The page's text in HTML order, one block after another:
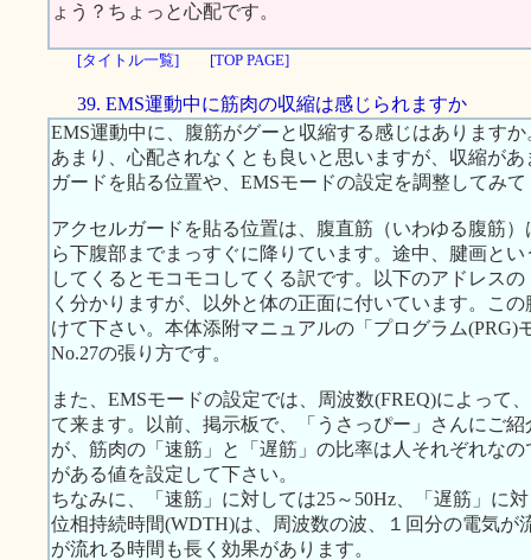
ょう？ちょっと心配です。
[タイトル一覧] [TOP PAGE]
39. EMS運動中に筋肉の収縮は感じられますか
EMS運動中に、腹筋がグーと収縮する感じはあります
あまり、心配されなくとも良いと思いますが、収縮が
ガードを貼る位置や、EMSモードの設定を調整してみ
アクセルガードを貼る位置は、腹直筋（いわゆる腹筋
ら下腹部までまっすぐに降りています。途中、腱画と
してくるとモコモコしてくる訳です。以下のアドレス
く分かりますが、以外と体の正面に付いています。こ
けて下さい。本体添附マニュアルの「プログラム
No.27の張り方です。
また、EMSモードの設定では、周波数(FREQ)によって
て来ます。以前、掲示板で、「うさっぴー」さんにご
が、筋肉の「速筋」と「遅筋」の比率は人それぞれな
がある値を設定して下さい。
ちなみに、「速筋」に対しては25～50Hz、「遅筋」に
位相持続時間(WDTH)は、周波数の波、１回分の電気が
が流れる時間も長く効果があります。